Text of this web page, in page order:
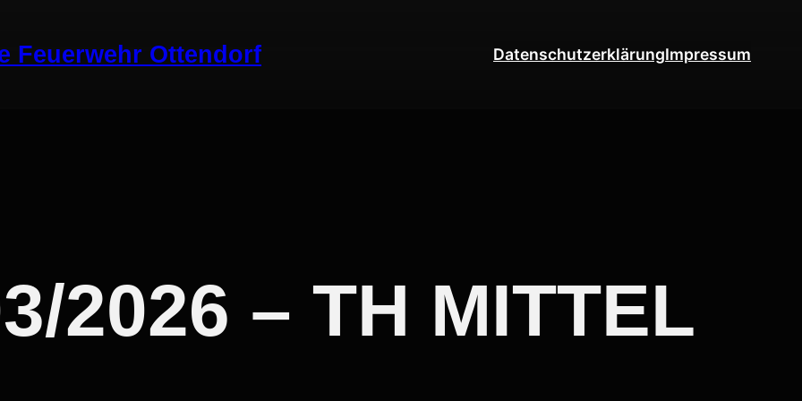
Feuerwehr Ottendorf DatenschutzerklärungImpressum
2026 – TH MITTEL